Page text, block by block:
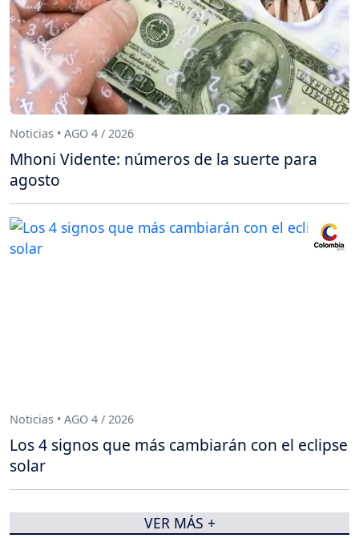
Noticias • AGO 4 / 2026
Mhoni Vidente: números de la suerte para
agosto
Noticias • AGO 4 / 2026
Los 4 signos que más cambiarán con el eclipse
solar
VER MÁS +